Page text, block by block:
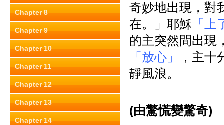
Chapter 8
Chapter 9
Chapter 10
Chapter 11
Chapter 12
Chapter 13
Chapter 14
奇妙地出現，對
在。」耶穌 「
的主突然間出現
「放心」
，主
靜風浪。
(由驚慌變驚奇)